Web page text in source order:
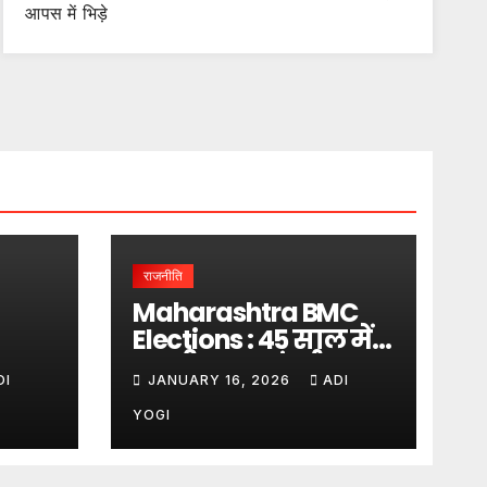
आपस में भिड़े
राजनीति
Maharashtra BMC
Elections : 45 साल में
पहली बार… मुंबई पर
बादशाहत
JANUARY 16, 2026 ADI
YOGI